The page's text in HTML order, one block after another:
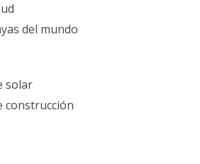
del mundo
solar
construcción